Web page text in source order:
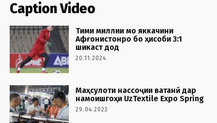
Caption Video
Тими миллии мо яккачини
Афғонистонро бо ҳисоби 3:1
шикаст дод
20.11.2024
Маҳсулоти нассоҷии ватанӣ дар
намоишгоҳи UzTextile Expo Spring
29.04.2022